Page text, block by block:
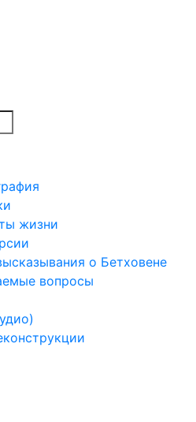
жизни
о Бетховене
вопросы